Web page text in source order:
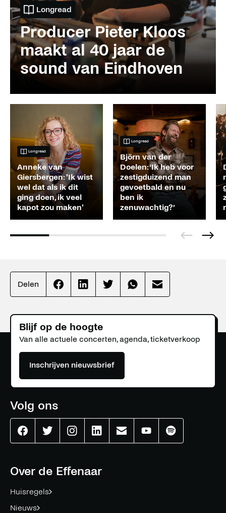
Longread
Producer Pieter Kloos
maakt al 40 jaar de
sound van Eindhoven
Longread
Anneke van
Giersbergen: 'Ik wist
wel dat als ik dit
ging doen, ik veel
kapot zou maken'
Longread
Björn van der
Doelen: ‘Ik heb voor
zestigduizend man
gevoetbald en nu
ben ik
zenuwachtig?’
Delen
Effenaar
op
Effenaar
op
Effenaar
op
Effenaar
op
Effenaar
op
Over de Effenaar
Huisregels
Nieuws
Blijf op de hoogte
Van alle actuele concerten, agenda, ticketverkoop
Inschrijven nieuwsbrief
Volg ons
EffenaarEffenaarEffenaarEffenaarEffenaarEffenaarEffenaar